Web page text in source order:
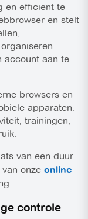
en efficiënt te
en stelt
account aan te
browsers en
apparaten.
trainingen,
van een duur
onze online
controle